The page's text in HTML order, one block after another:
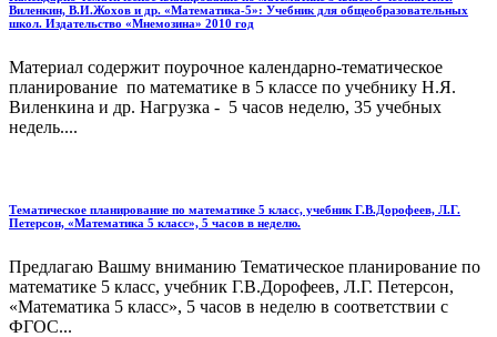
Виленкин, В.И.Жохов и др. «Математика-5»: Учебник для общеобразовательных
школ. Издательство «Мнемозина» 2010 год
Материал содержит поурочное календарно-тематическое
планирование по математике в 5 классе по учебнику Н.Я.
Виленкина и др. Нагрузка - 5 часов неделю, 35 учебных
недель....
Тематическое планирование по математике 5 класс, учебник Г.В.Дорофеев, Л.Г.
Петерсон, «Математика 5 класс», 5 часов в неделю.
Предлагаю Вашму вниманию Тематическое планирование по
математике 5 класс, учебник Г.В.Дорофеев, Л.Г. Петерсон,
«Математика 5 класс», 5 часов в неделю в соответствии с
ФГОС...